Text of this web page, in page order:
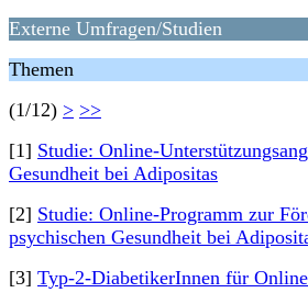
Externe Umfragen/Studien
Themen
(1/12) > >>
[1] Studie: Online-
Gesundheit bei Adipositas
[2] Studie: Online-Programm zur
psychischen Gesundheit bei
[3] Typ-2-DiabetikerInnen für